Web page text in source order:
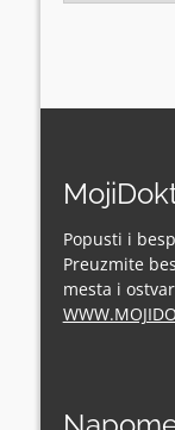
Popusti i
Preuzmite
mesta i